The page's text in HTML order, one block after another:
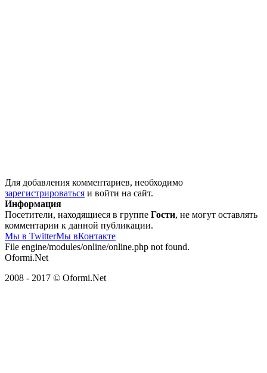
Для добавления комментариев, необходимо
зарегистрироваться и войти на сайт.
Информация
Посетители, находящиеся в группе Гости, не могут оставлять
комментарии к данной публикации.
Мы в TwitterМы вКонтакте
File engine/modules/online/online.php not found.
Oformi.Net
2008 - 2017 © Oformi.Net